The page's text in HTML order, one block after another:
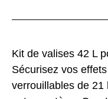
Kit de valises 42 L
Sécurisez vos
verrouillables de 21